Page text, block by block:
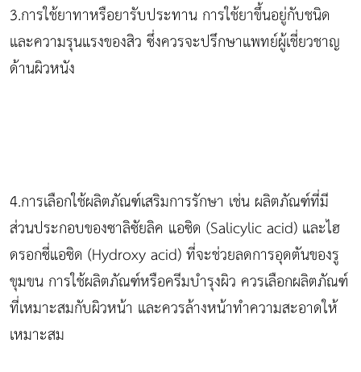
3.การใช้ยาทาหรือยารับประทาน การใช้ยาขึ้นอยู่กับชนิด
และความรุนแรงของสิว ซึ่งควรจะปรึกษาแพทย์ผู้เชี่ยวชาญ
ด้านผิวหนัง
4.การเลือกใช้ผลิตภัณฑ์เสริมการรักษา เช่น ผลิตภัณฑ์ที่มี
ส่วนประกอบของซาลิซัยลิค แอซิด (Salicylic acid) และไฮ
ดรอกซี่แอซิด (Hydroxy acid) ที่จะช่วยลดการอุดตันของรู
ขุมขน การใช้ผลิตภัณฑ์หรือครีมบำรุงผิว ควรเลือกผลิตภัณฑ์
ที่เหมาะสมกับผิวหน้า และควรล้างหน้าทำความสะอาดให้
เหมาะสม